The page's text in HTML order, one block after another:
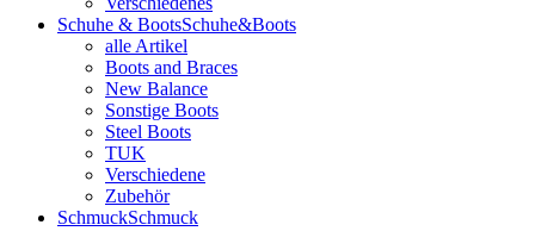
Schuhe & BootsSchuhe&Boots
alle Artikel
Boots and Braces
New Balance
Sonstige Boots
Steel Boots
TUK
Verschiedene
Zubehör
SchmuckSchmuck